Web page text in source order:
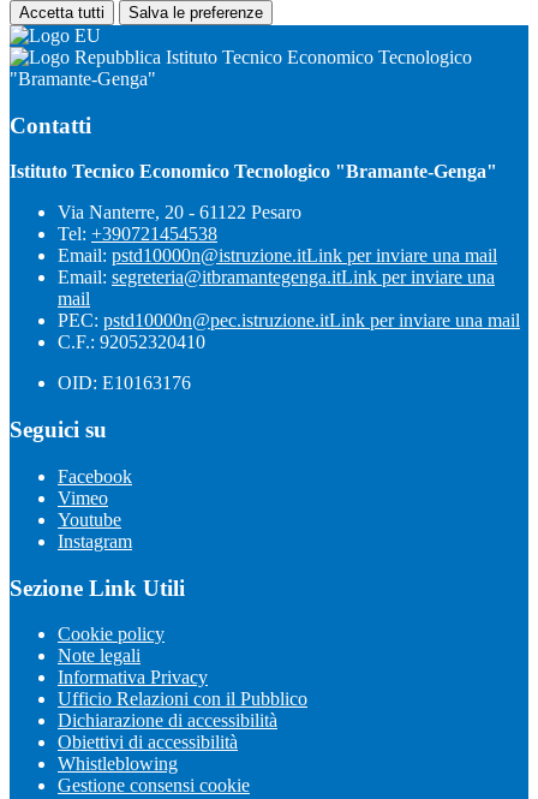
Accetta tutti Salva le preferenze
Istituto Tecnico Economico Tecnologico
"Bramante-Genga"
Contatti
Istituto Tecnico Economico Tecnologico "Bramante-Genga"
Via Nanterre, 20 - 61122 Pesaro
Tel: +390721454538
Email: pstd10000n@istruzione.itLink per inviare una mail
Email: segreteria@itbramantegenga.itLink per inviare una
mail
PEC: pstd10000n@pec.istruzione.itLink per inviare una mail
C.F.: 92052320410
OID: E10163176
Seguici su
Facebook
Vimeo
Youtube
Instagram
Sezione Link Utili
Cookie policy
Note legali
Informativa Privacy
Ufficio Relazioni con il Pubblico
Dichiarazione di accessibilità
Obiettivi di accessibilità
Whistleblowing
Gestione consensi cookie